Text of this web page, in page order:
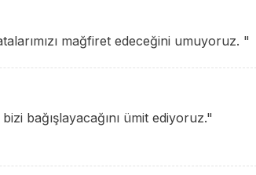
mağfiret edeceğini umuyoruz. "
bağışlayacağını ümit ediyoruz."